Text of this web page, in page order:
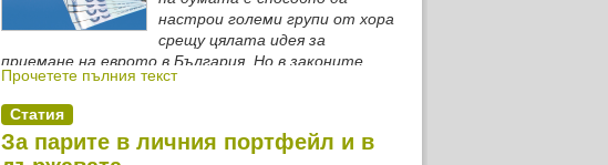
настрои големи групи от хора
срещу цялата идея за
приемане на еврото в България. Но в законите
такова понятие няма.
Прочетете пълния текст
Статия
За парите в личния портфейл и в